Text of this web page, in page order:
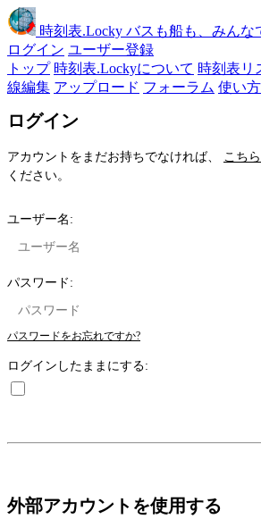
時刻表.Locky バスも船も、みんな
ログイン ユーザー登録
トップ 時刻表.Lockyについて 時刻表リ
線編集 アップロード フォーラム 使い方
ログイン
アカウントをまだお持ちでなければ、 こち
ください。
ユーザー名:
パスワード:
パスワードをお忘れですか?
ログインしたままにする:
外部アカウントを使用する